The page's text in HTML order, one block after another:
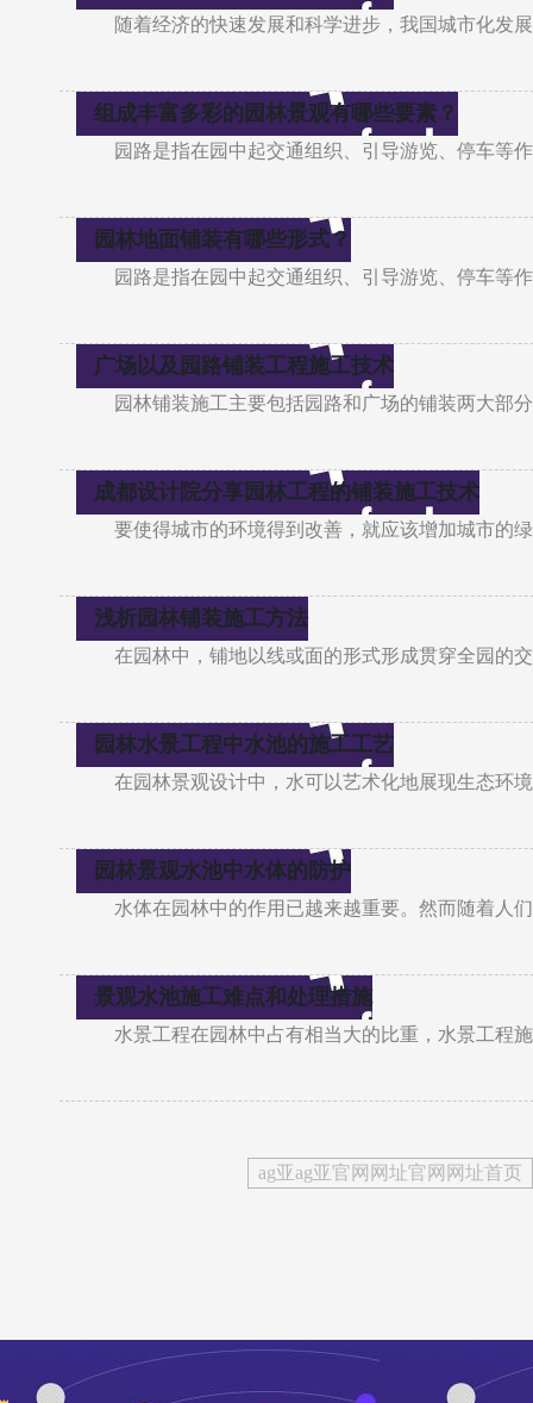
随着经济的快速发展和科学进步，我国城市化发
组成丰富多彩的园林景观有哪些要素？
园路是指在园中起交通组织、引导游览、停车等
园林地面铺装有哪些形式？
园路是指在园中起交通组织、引导游览、停车等
广场以及园路铺装工程施工技术
园林铺装施工主要包括园路和广场的铺装两大部
成都设计院分享园林工程的铺装施工技术
要使得城市的环境得到改善，就应该增加城市的
浅析园林铺装施工方法
在园林中，铺地以线或面的形式形成贯穿全园的
园林水景工程中水池的施工工艺
在园林景观设计中，水可以艺术化地展现生态环
园林景观水池中水体的防护
水体在园林中的作用已越来越重要。然而随着人
景观水池施工难点和处理措施
水景工程在园林中占有相当大的比重，水景工程
ag亚ag亚官网网址官网网址首页